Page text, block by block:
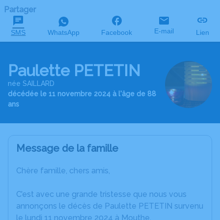
Partager
SMS WhatsApp Facebook E-mail Lien
Paulette PETETIN
née SAILLARD
décédée le 11 novembre 2024 à l'âge de 88
ans
Message de la famille
Chère famille, chers amis,
C’est avec une grande tristesse que nous vous
annonçons le décès de Paulette PETETIN survenu
le lundi 11 novembre 2024 à Mouthe.